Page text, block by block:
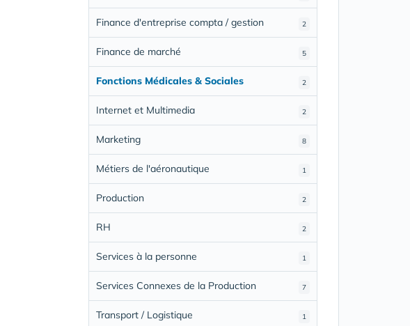
2
Finance d'entreprise compta / gestion
5
Finance de marché
2
Fonctions Médicales & Sociales
2
Internet et Multimedia
8
Marketing
1
Métiers de l'aéronautique
2
Production
2
RH
1
Services à la personne
7
Services Connexes de la Production
1
Transport / Logistique